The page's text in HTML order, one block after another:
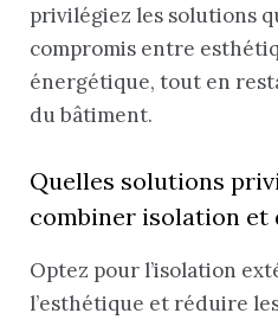
privilégiez les solutions
compromis entre
énergétique, tout en
du bâtiment.
Quelles solutions
combiner isolation et
Optez pour l’isolation
l’esthétique et réduire